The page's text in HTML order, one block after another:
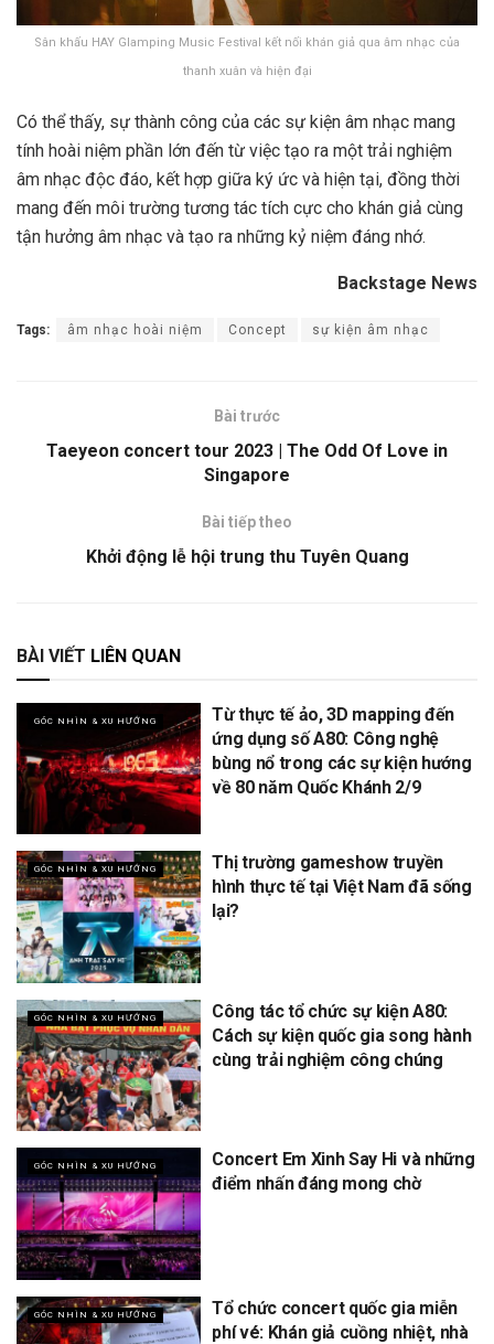
Sân khấu HAY Glamping Music Festival kết nối khán giả qua âm nhạc của
thanh xuân và hiện đại
Có thể thấy, sự thành công của các sự kiện âm nhạc mang
tính hoài niệm phần lớn đến từ việc tạo ra một trải nghiệm
âm nhạc độc đáo, kết hợp giữa ký ức và hiện tại, đồng thời
mang đến môi trường tương tác tích cực cho khán giả cùng
tận hưởng âm nhạc và tạo ra những kỷ niệm đáng nhớ.
Backstage News
Tags: âm nhạc hoài niệm Concept sự kiện âm nhạc
Bài trước
Taeyeon concert tour 2023 | The Odd Of Love in
Singapore
Bài tiếp theo
Khởi động lễ hội trung thu Tuyên Quang
BÀI VIẾT LIÊN QUAN
GÓC NHÌN & XU HƯỚNG
Từ thực tế ảo, 3D mapping đến
ứng dụng số A80: Công nghệ
bùng nổ trong các sự kiện hướng
về 80 năm Quốc Khánh 2/9
GÓC NHÌN & XU HƯỚNG
Thị trường gameshow truyền
hình thực tế tại Việt Nam đã sống
lại?
GÓC NHÌN & XU HƯỚNG
Công tác tổ chức sự kiện A80:
Cách sự kiện quốc gia song hành
cùng trải nghiệm công chúng
GÓC NHÌN & XU HƯỚNG
Concert Em Xinh Say Hi và những
điểm nhấn đáng mong chờ
GÓC NHÌN & XU HƯỚNG
Tổ chức concert quốc gia miễn
phí vé: Khán giả cuồng nhiệt, nhà